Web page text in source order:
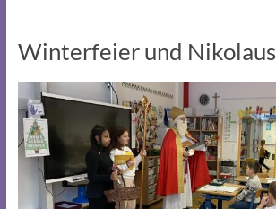
Winterfeier und Nikolaus